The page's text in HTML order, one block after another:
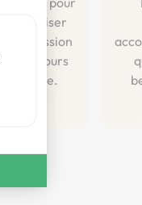
focaliser
des cours
en ligne.